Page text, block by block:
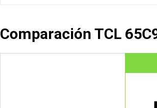
Comparación TCL